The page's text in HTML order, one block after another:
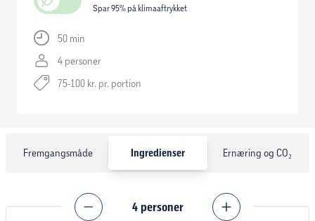
Spar 95% på klimaaftrykket
50 min
4 personer
75-100 kr. pr. portion
Fremgangsmåde Ingredienser Ernæring og CO₂
4 personer